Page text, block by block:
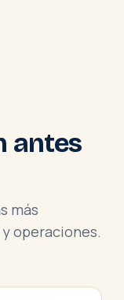
antes
más
y operaciones.